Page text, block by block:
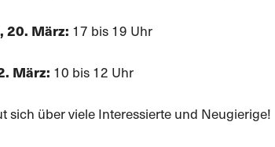
20. März: 17 bis 19 Uhr
März: 10 bis 12 Uhr
sich über viele Interessierte und Neugierige!